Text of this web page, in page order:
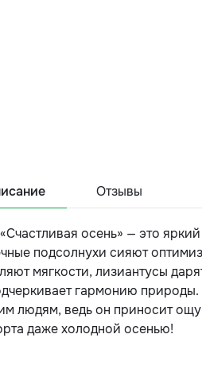
Отзывы
осень» — это
подсолнухи сияют
мягкости, лизиантусы
гармонию
людям, ведь он приносит
даже холодной осенью!